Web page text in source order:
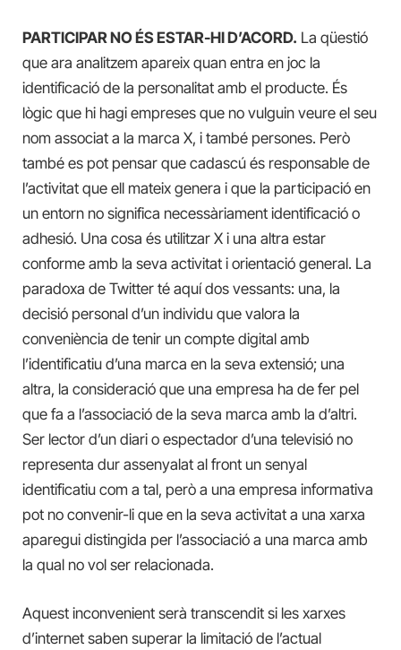
PARTICIPAR NO ÉS ESTAR-HI D’ACORD. La qüestió
que ara analitzem apareix quan entra en joc la
identificació de la personalitat amb el producte. És
lògic que hi hagi empreses que no vulguin veure el seu
nom associat a la marca X, i també persones. Però
també es pot pensar que cadascú és responsable de
l’activitat que ell mateix genera i que la participació en
un entorn no significa necessàriament identificació o
adhesió. Una cosa és utilitzar X i una altra estar
conforme amb la seva activitat i orientació general. La
paradoxa de Twitter té aquí dos vessants: una, la
decisió personal d’un individu que valora la
conveniència de tenir un compte digital amb
l’identificatiu d’una marca en la seva extensió; una
altra, la consideració que una empresa ha de fer pel
que fa a l’associació de la seva marca amb la d’altri.
Ser lector d’un diari o espectador d’una televisió no
representa dur assenyalat al front un senyal
identificatiu com a tal, però a una empresa informativa
pot no convenir-li que en la seva activitat a una xarxa
aparegui distingida per l’associació a una marca amb
la qual no vol ser relacionada.
Aquest inconvenient serà transcendit si les xarxes
d’internet saben superar la limitació de l’actual